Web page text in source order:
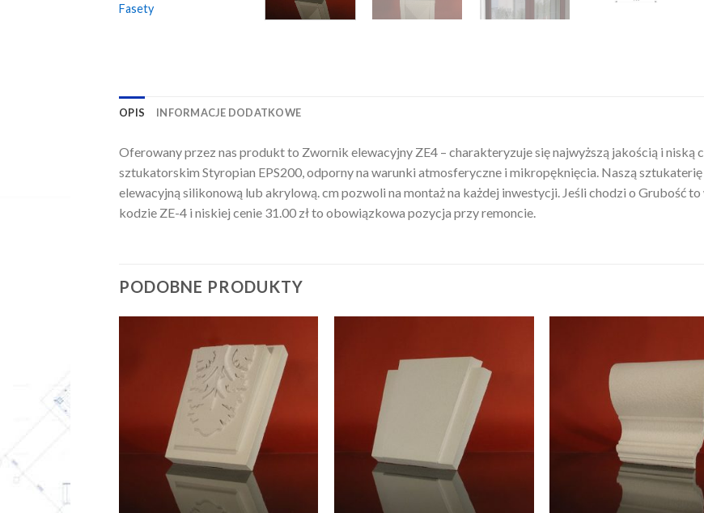
Fasety
OPIS INFORMACJE DODATKOWE
Oferowany przez nas produkt to Zwornik elewacyjny ZE4 – charakteryzuje się najwyższą jakością i niską
sztukatorskim Styropian EPS200, odporny na warunki atmosferyczne i mikropęknięcia. Naszą
elewacyjną silikonową lub akrylową. cm pozwoli na montaż na każdej inwestycji. Jeśli chodzi o Grubość
kodzie ZE-4 i niskiej cenie 31.00 zł to obowiązkowa pozycja przy remoncie.
PODOBNE PRODUKTY